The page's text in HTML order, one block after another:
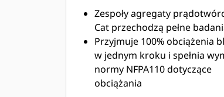
Zespoły agregaty
Cat przechodzą pełne
Przyjmuje 100% obciążenia
w jednym kroku i spełnia
normy NFPA110 dotyczące
obciążania